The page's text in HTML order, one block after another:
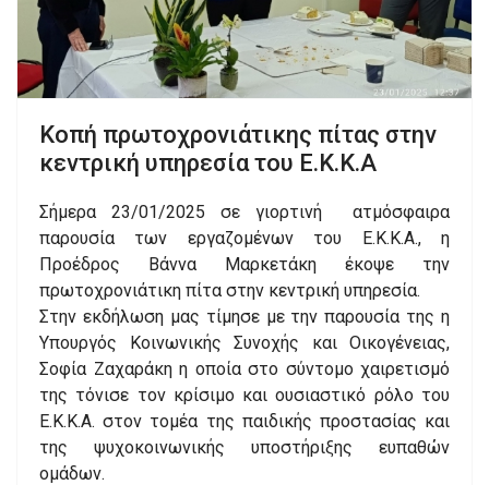
Κοπή πρωτοχρονιάτικης πίτας στην
κεντρική υπηρεσία του Ε.Κ.Κ.Α
Σήμερα 23/01/2025 σε γιορτινή ατμόσφαιρα
παρουσία των εργαζομένων του Ε.Κ.Κ.Α., η
Προέδρος Βάννα Μαρκετάκη έκοψε την
πρωτοχρονιάτικη πίτα στην κεντρική υπηρεσία.
Στην εκδήλωση μας τίμησε με την παρουσία της η
Υπουργός Κοινωνικής Συνοχής και Οικογένειας,
Σοφία Ζαχαράκη η οποία στο σύντομο χαιρετισμό
της τόνισε τον κρίσιμο και ουσιαστικό ρόλο του
Ε.Κ.Κ.Α. στον τομέα της παιδικής προστασίας και
της ψυχοκοινωνικής υποστήριξης ευπαθών
ομάδων.